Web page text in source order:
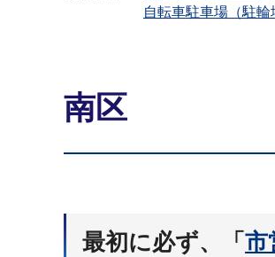
自転車駐車場（駐輪
南区
最初に必ず、「 市